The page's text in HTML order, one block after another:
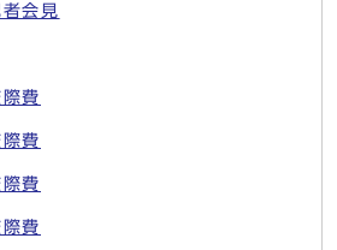
会見
費
費
費
費